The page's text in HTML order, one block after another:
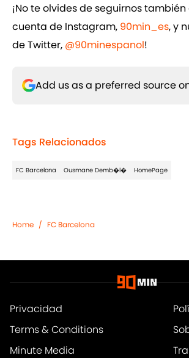
¡No te olvides de seguirnos
cuenta de Instagram, 90min_es, y
de Twitter, @90minespanol!
Add us as a preferred source
Tags Relacionados
FC Barcelona Ousmane Demb�l� HomePage
Home / FC Barcelona
Privacidad
Terms & Conditions
Minute Media